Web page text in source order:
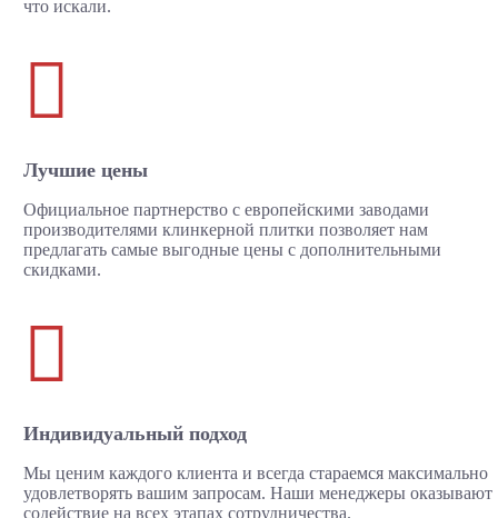
что искали.

Лучшие цены
Официальное партнерство с европейскими заводами
производителями клинкерной плитки позволяет нам
предлагать самые выгодные цены с дополнительными
скидками.

Индивидуальный подход
Мы ценим каждого клиента и всегда стараемся максимально
удовлетворять вашим запросам. Наши менеджеры оказывают
содействие на всех этапах сотрудничества.